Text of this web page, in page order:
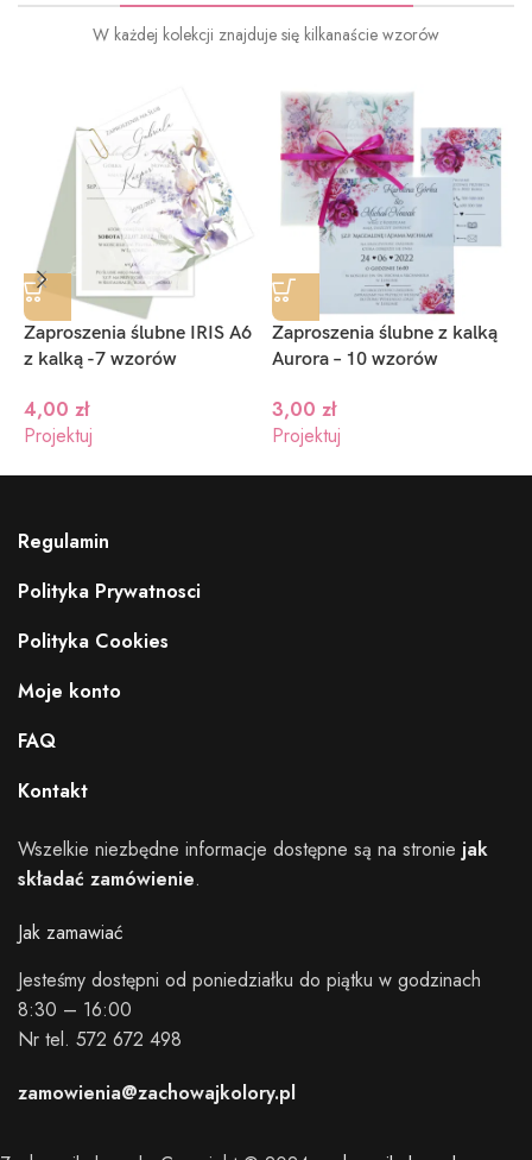
W każdej kolekcji znajduje się kilkanaście wzorów
Zaproszenia ślubne IRIS A6
z kalką -7 wzorów
4,00 zł
Projektuj
Zaproszenia ślubne z kalką
Aurora – 10 wzorów
3,00 zł
Projektuj
Regulamin
Polityka Prywatnosci
Polityka Cookies
Moje konto
FAQ
Kontakt
Wszelkie niezbędne informacje dostępne są na stronie jak
składać zamówienie.
Jak zamawiać
Jesteśmy dostępni od poniedziałku do piątku w godzinach
8:30 – 16:00
Nr tel. 572 672 498
zamowienia@zachowajkolory.pl